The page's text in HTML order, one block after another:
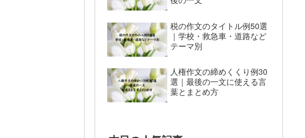
税の作文のタイトル例50選
｜学校・救急車・道路など
テーマ別
人権作文の締めくくり例30
選｜最後の一文に使える言
葉とまとめ方